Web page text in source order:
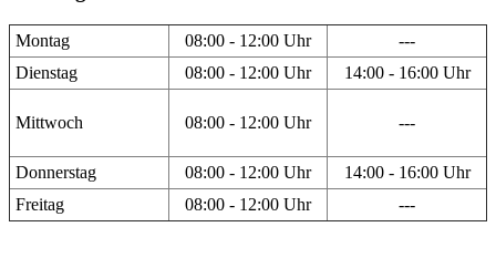
Montag 08:00 - 12:00 Uhr
---
Dienstag
08:00 - 12:00 Uhr 14:00 - 16:00 Uhr
Mittwoch 08:00 - 12:00 Uhr ---
Donnerstag 08:00 - 12:00 Uhr
14:00 - 16:00 Uhr
Freitag
08:00 - 12:00 Uhr ---